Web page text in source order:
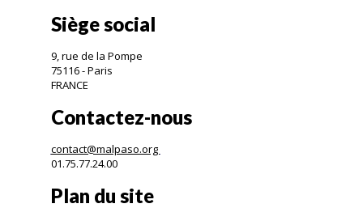
Siège social
9, rue de la Pompe
75116 - Paris
FRANCE
Contactez-nous
contact@malpaso.org
01.75.77.24.00
Plan du site